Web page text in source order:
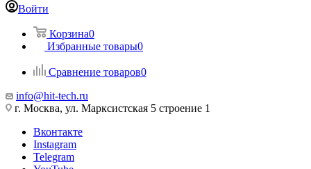
Войти
Корзина0
Избранные товары0
Сравнение товаров0
info@hit-tech.ru
г. Москва, ул. Марксистская 5 строение 1
Вконтакте
Instagram
Telegram